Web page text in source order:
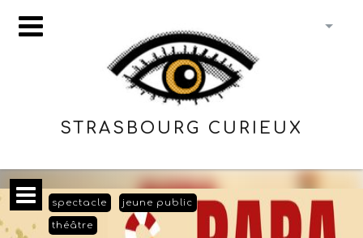
STRASBOURG CURIEUX
spectacle jeune public
théâtre